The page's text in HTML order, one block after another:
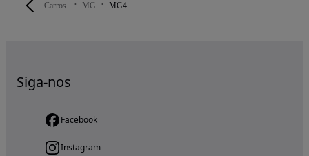
Carros MG MG4
Siga-nos
Facebook
Instagram